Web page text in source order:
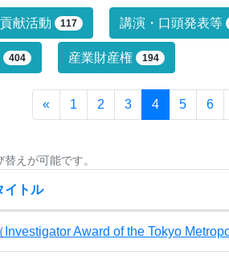
績タイプによる絞り込
献活動 117 講演・口頭発表等
404 産業財産権 194
« 1 2 3 4 5 6
えが可能です。
イトル
Investigator Award of the Tokyo